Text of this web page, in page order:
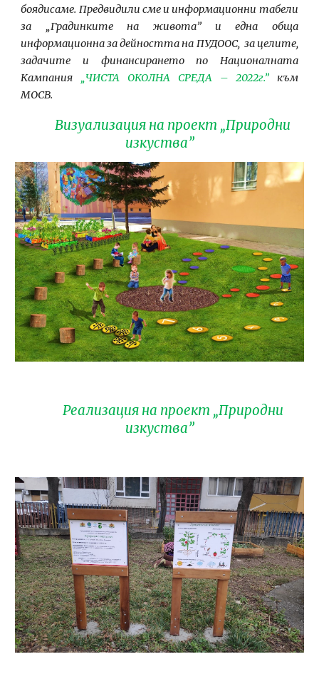
боядисаме. Предвидили сме и информационни табели
за „Градинките на живота” и една обща
информационна за дейността на ПУДООС, за целите,
задачите и финансирането по Националната
Кампания „ЧИСТА ОКОЛНА СРЕДА – 2022г.”към
МОСВ.
Визуализация на проект „Природни
изкуства”
Реализация на проект „Природни
изкуства”